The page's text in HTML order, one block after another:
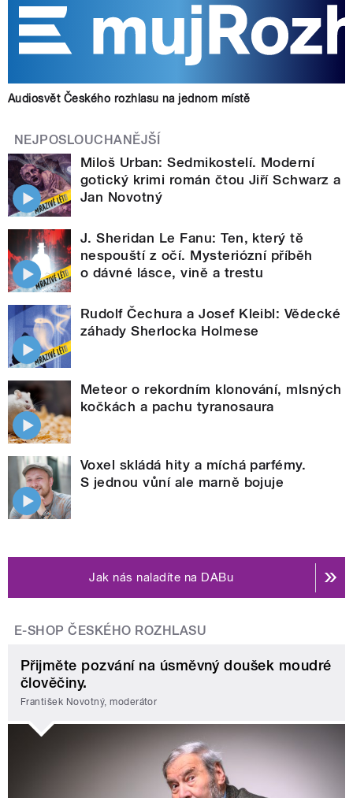
Audiosvět Českého rozhlasu na jednom místě
NEJPOSLOUCHANĚJŠÍ
Miloš Urban: Sedmikostelí. Moderní
gotický krimi román čtou Jiří Schwarz a
Jan Novotný
J. Sheridan Le Fanu: Ten, který tě
nespouští z očí. Mysteriózní příběh
o dávné lásce, vině a trestu
Rudolf Čechura a Josef Kleibl: Vědecké
záhady Sherlocka Holmese
Meteor o rekordním klonování, mlsných
kočkách a pachu tyranosaura
Voxel skládá hity a míchá parfémy.
S jednou vůní ale marně bojuje
Jak nás naladíte na DABu
E-SHOP ČESKÉHO ROZHLASU
Přijměte pozvání na úsměvný doušek moudré
člověčiny.
František Novotný, moderátor